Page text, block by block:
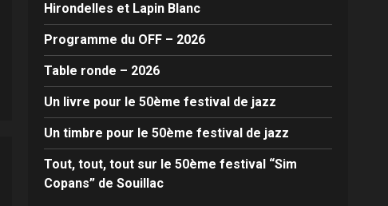
Hirondelles et Lapin Blanc
Programme du OFF – 2026
Table ronde – 2026
Un livre pour le 50ème festival de jazz
Un timbre pour le 50ème festival de jazz
Tout, tout, tout sur le 50ème festival “Sim
Copans” de Souillac